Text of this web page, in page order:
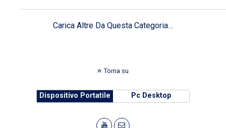
Carica Altre Da Questa Categoria…
Torna su
Dispositivo Portatile Pc Desktop